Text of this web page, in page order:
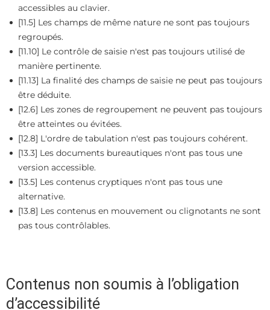
accessibles au clavier.
[11.5] Les champs de même nature ne sont pas toujours
regroupés.
[11.10] Le contrôle de saisie n'est pas toujours utilisé de
manière pertinente.
[11.13] La finalité des champs de saisie ne peut pas toujours
être déduite.
[12.6] Les zones de regroupement ne peuvent pas toujours
être atteintes ou évitées.
[12.8] L'ordre de tabulation n'est pas toujours cohérent.
[13.3] Les documents bureautiques n'ont pas tous une
version accessible.
[13.5] Les contenus cryptiques n'ont pas tous une
alternative.
[13.8] Les contenus en mouvement ou clignotants ne sont
pas tous contrôlables.
Contenus non soumis à l’obligation
d’accessibilité